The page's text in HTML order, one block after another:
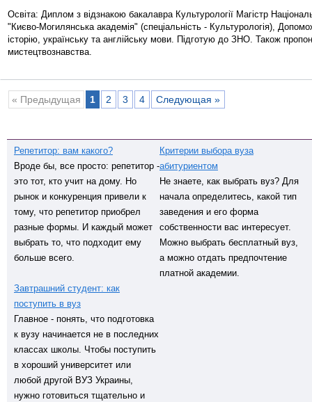
Освіта: Диплом з відзнакою бакалавра Культурології Магістр
"Києво-Могилянська академія" (спеціальність - Культурологія),
історію, українську та англійську мови. Підготую до ЗНО. Також
мистецтвознавства.
« Предыдущая 1 2 3 4 Следующая »
Репетитор: вам какого?
Вроде бы, все просто: репетитор -
это тот, кто учит на дому. Но
рынок и конкуренция привели к
тому, что репетитор приобрел
разные формы. И каждый может
выбрать то, что подходит ему
больше всего.
Критерии выбора вуза
абитуриентом
Не знаете, как выбрать вуз? Для
начала определитесь, какой тип
заведения и его форма
собственности вас интересует.
Можно выбрать бесплатный вуз,
а можно отдать предпочтение
платной академии.
Завтрашний студент: как
поступить в вуз
Главное - понять, что подготовка
к вузу начинается не в последних
классах школы. Чтобы поступить
в хороший университет или
любой другой ВУЗ Украины,
нужно готовиться тщательно и